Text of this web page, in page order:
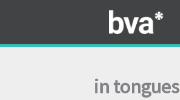
contenuto
in tongues